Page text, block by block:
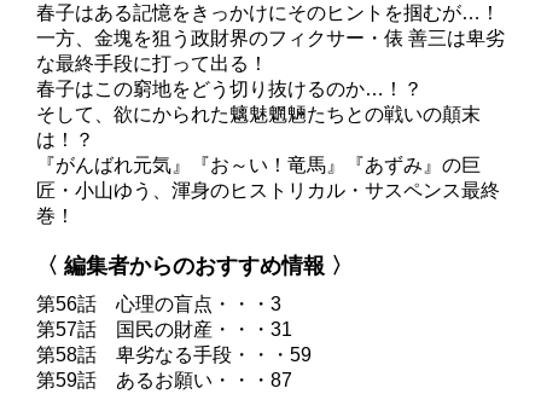
春子はある記憶をきっかけにそのヒントを掴むが…！
一方、金塊を狙う政財界のフィクサー・俵 善三は卑劣
な最終手段に打って出る！
春子はこの窮地をどう切り抜けるのか…！？
そして、欲にかられた魑魅魍魎たちとの戦いの顛末
は！？
『がんばれ元気』『お～い！竜馬』『あずみ』の巨
匠・小山ゆう、渾身のヒストリカル・サスペンス最終
巻！
〈 編集者からのおすすめ情報 〉
第56話 心理の盲点・・・3
第57話 国民の財産・・・31
第58話 卑劣なる手段・・・59
第59話 あるお願い・・・87